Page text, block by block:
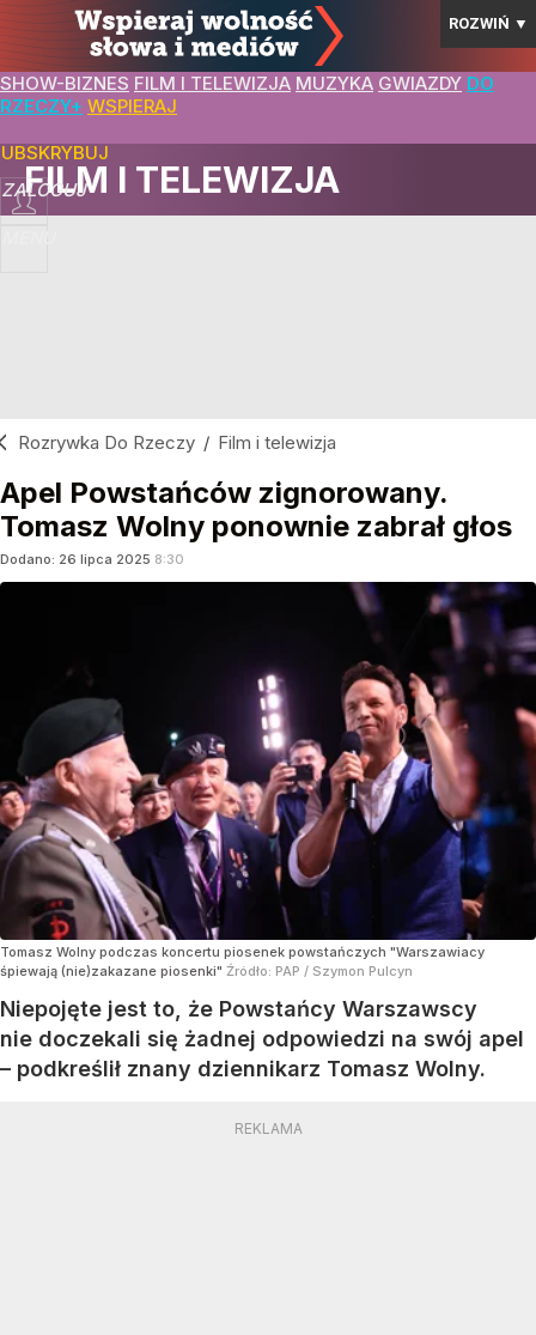
ROZWIŃ ▼
SHOW-BIZNES FILM I TELEWIZJA MUZYKA GWIAZDY DO
RZECZY+ WSPIERAJ
ZALOGUJ
FILM I TELEWIZJA
Rozrywka Do Rzeczy / Film i telewizja
Apel Powstańców zignorowany.
Tomasz Wolny ponownie zabrał głos
Dodano: 26 lipca 2025 8:30
Tomasz Wolny podczas koncertu piosenek powstańczych "Warszawiacy
śpiewają (nie)zakazane piosenki" Źródło: PAP / Szymon Pulcyn
Niepojęte jest to, że Powstańcy Warszawscy
nie doczekali się żadnej odpowiedzi na swój apel
– podkreślił znany dziennikarz Tomasz Wolny.